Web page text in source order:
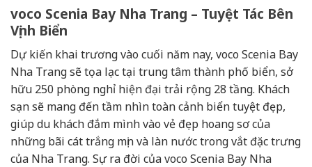
voco Scenia Bay Nha Trang – Tuyệt Tác Bên
Vịnh Biển
Dự kiến khai trương vào cuối năm nay, voco Scenia Bay
Nha Trang sẽ tọa lạc tại trung tâm thành phố biển, sở
hữu 250 phòng nghỉ hiện đại trải rộng 28 tầng. Khách
sạn sẽ mang đến tầm nhìn toàn cảnh biển tuyệt đẹp,
giúp du khách đắm mình vào vẻ đẹp hoang sơ của
những bãi cát trắng mịn và làn nước trong vắt đặc trưng
của Nha Trang. Sự ra đời của voco Scenia Bay Nha